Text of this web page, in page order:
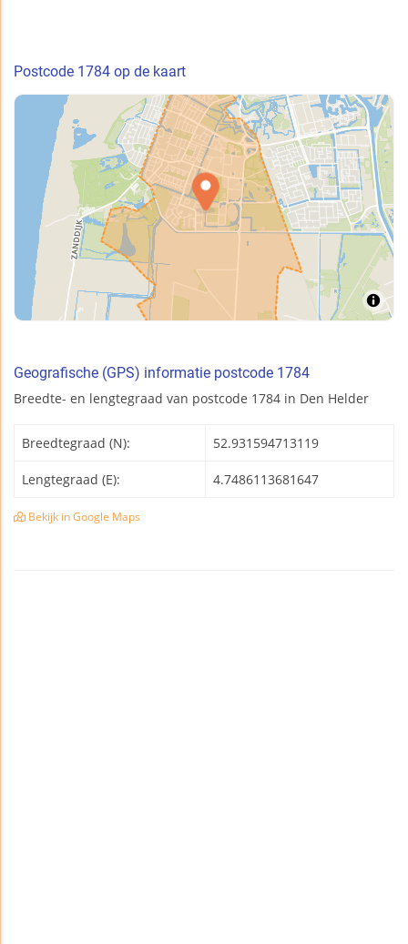
Postcode 1784 op de kaart
Geografische (GPS) informatie postcode 1784
Breedte- en lengtegraad van postcode 1784 in Den Helder
Breedtegraad (N): 52.931594713119
Lengtegraad (E): 4.7486113681647
Bekijk in Google Maps